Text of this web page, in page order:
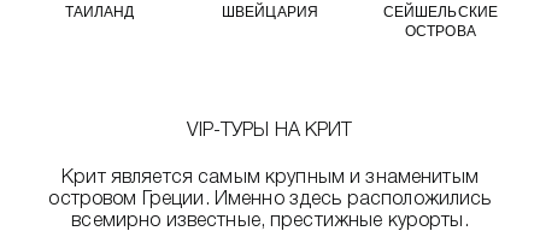
ТАИЛАНД ШВЕЙЦАРИЯ
СЕЙШЕЛЬСКИЕ
ОСТРОВА
VIP-ТУРЫ НА КРИТ
Крит является самым крупным и знаменитым
островом Греции. Именно здесь расположились
всемирно известные, престижные курорты.